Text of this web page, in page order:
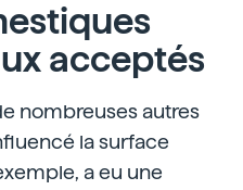
acceptés
nombreuses autres
la surface
a eu une